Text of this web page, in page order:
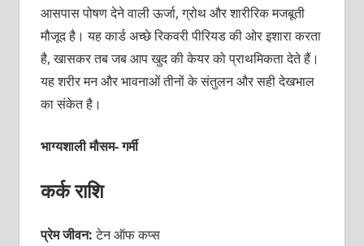
आसपास पोषण देने वाली ऊर्जा, ग्रोथ और शारीरिक मजबूती
मौजूद है। यह कार्ड अच्छे रिकवरी पीरियड की ओर इशारा करता
है, खासकर तब जब आप खुद की केयर को प्राथमिकता देते हैं।
यह शरीर मन और भावनाओं तीनों के संतुलन और सही देखभाल
का संकेत है।
भाग्यशाली मौसम- गर्मी
कर्क राशि
प्रेम जीवन:टेन ऑफ कप्स